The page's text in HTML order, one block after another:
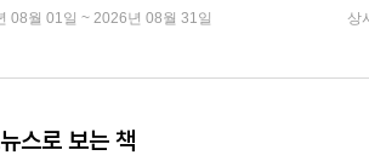
08월 01일 ~ 2026년 08월 31일 상
스로 보는 책